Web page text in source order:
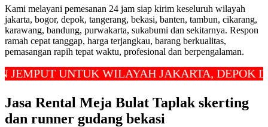
Kami melayani pemesanan 24 jam siap kirim keseluruh wilayah
jakarta, bogor, depok, tangerang, bekasi, banten, tambun, cikarang,
karawang, bandung, purwakarta, sukabumi dan sekitarnya. Respon
ramah cepat tanggap, harga terjangkau, barang berkualitas,
pemasangan rapih tepat waktu, profesional dan berpengalaman.
UNTUK WILAYAH JAKARTA, DEPOK DAN
Jasa Rental Meja Bulat Taplak skerting
dan runner gudang bekasi